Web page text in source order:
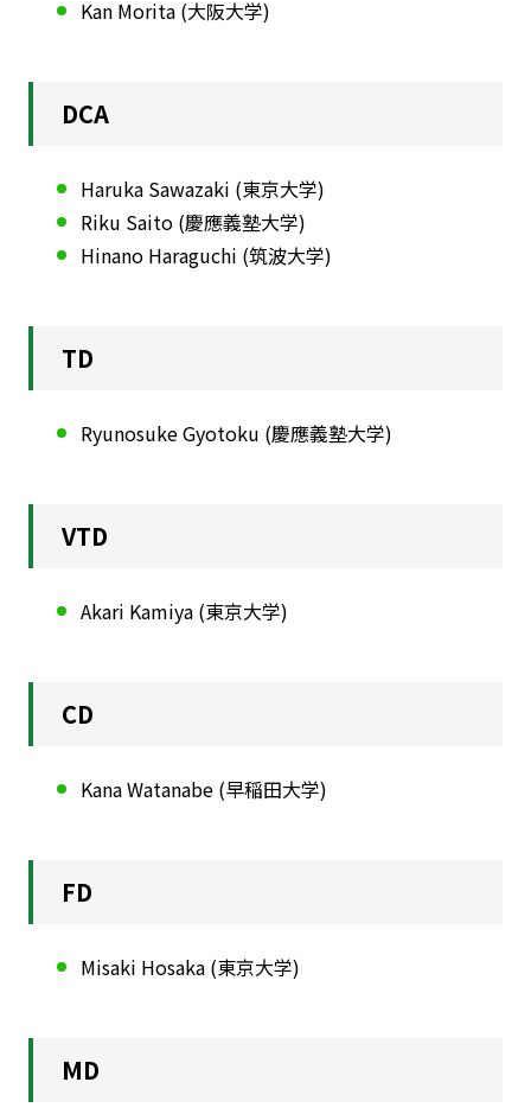
Kan Morita (大阪大学)
DCA
Haruka Sawazaki (東京大学)
Riku Saito (慶應義塾大学)
Hinano Haraguchi (筑波大学)
TD
Ryunosuke Gyotoku (慶應義塾大学)
VTD
Akari Kamiya (東京大学)
CD
Kana Watanabe (早稲田大学)
FD
Misaki Hosaka (東京大学)
MD